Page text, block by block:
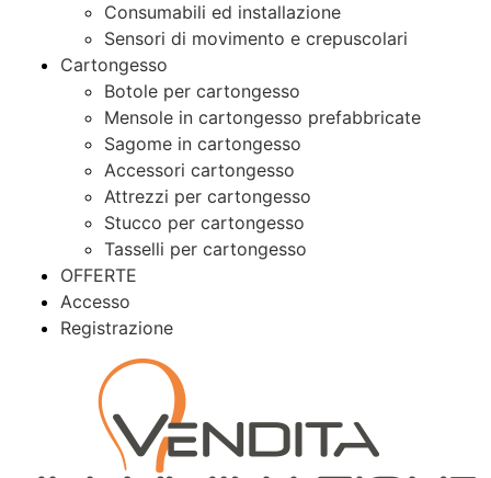
Consumabili ed installazione
Sensori di movimento e crepuscolari
Cartongesso
Botole per cartongesso
Mensole in cartongesso prefabbricate
Sagome in cartongesso
Accessori cartongesso
Attrezzi per cartongesso
Stucco per cartongesso
Tasselli per cartongesso
OFFERTE
Accesso
Registrazione